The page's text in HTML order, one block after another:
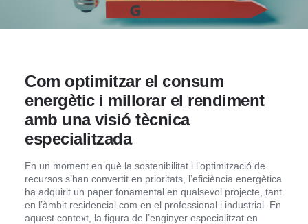
Com optimitzar el consum
energètic i millorar el rendiment
amb una visió tècnica
especialitzada
En un moment en què la sostenibilitat i l’optimització de
recursos s’han convertit en prioritats, l’eficiència energètica
ha adquirit un paper fonamental en qualsevol projecte, tant
en l’àmbit residencial com en el professional i industrial. En
aquest context, la figura de l’enginyer especialitzat en